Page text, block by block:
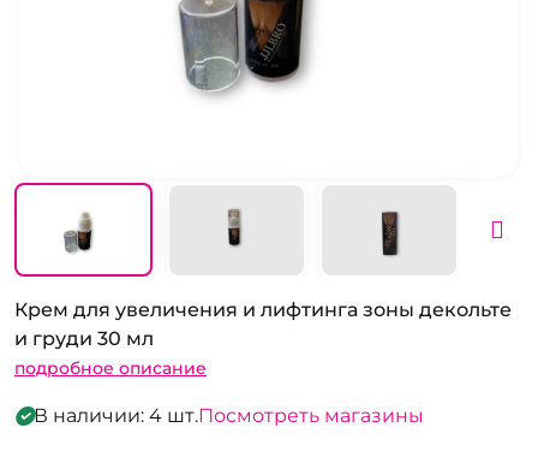
Крем для увеличения и лифтинга зоны декольте
и груди 30 мл
подробное описание
В наличии: 4 шт.Посмотреть магазины